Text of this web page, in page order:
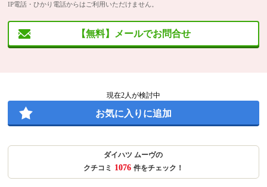
IP電話・ひかり電話からはご利用いただけません。
【無料】メールでお問合せ
現在2人が検討中
お気に入りに追加
ダイハツ ムーヴの
クチコミ 1076 件をチェック！